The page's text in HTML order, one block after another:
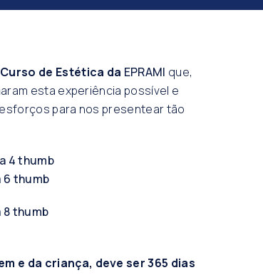
Curso de Estética da EPRAMI que,
esta experiência possível e
para nos presentear tão
e da criança, deve ser 365 dias